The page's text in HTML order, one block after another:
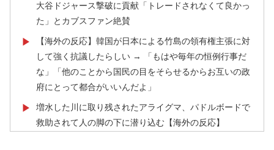
大谷ドジャース撃破に貢献「トレードされなくて良かっ
た」とカブスファン絶賛
▶
【海外の反応】韓国が日本による竹島の領有権主張に対
して強く抗議したらしい → 「もはや毎年の恒例行事だ
な」「他のことから国民の目をそらせるからお互いの政
府にとって都合がいいんだよ」
▶
増水した川に取り残されたアライグマ、パドルボードで
救助されて人の脚の下に潜り込む【海外の反応】